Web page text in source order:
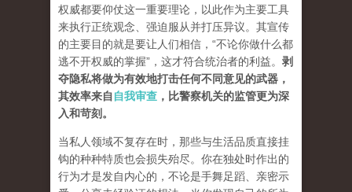
权威都要仰仗这一重要理论，以此作为主要工具
来执行正统观念、强迫服从并打压异议。其宣传
的主要目的就是要让人们相信，“不论你做什么都
逃不开权威的掌握”，这才符合统治者的利益。 剥
夺隐私将做为有效地打击任何不同意见的武器，
其效率来自自我审查 ，比警察机关的监管更为深
入和苛刻。
当私人领域不复存在时，那些与生活品质直接挂
钩的种种特质也会损失殆尽。你在独处时作出的
行为才是发自内心的，不论是手舞足蹈、亲密示